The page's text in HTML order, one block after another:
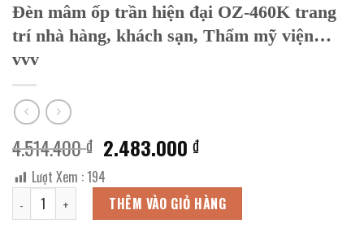
Đèn mâm ốp trần hiện đại OZ-460K trang
trí nhà hàng, khách sạn, Thẩm mỹ viện…
vvv
4.514.400₫ Giá
gốc
là:
4.514.400 ₫.
2.483.000₫Giá
tại
là:
2.483.000 ₫.
Lượt Xem :194
Đèn mâm ốp trần hiện đại OZ-460K trang trí nhà hàng, khách sạn,
THÊM VÀO GIỎ HÀNG